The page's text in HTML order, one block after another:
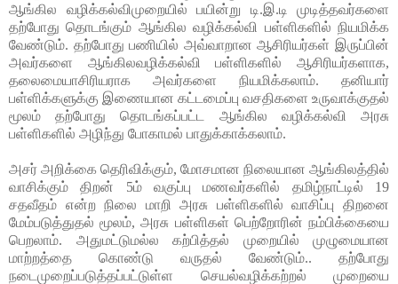
ஆங்கில வழிக்கல்விமுறையில் பயின்று டி.இ.டி முடித்தவர்களை
தற்போது தொடங்கும் ஆங்கில வழிக்கல்வி பள்ளிகளில் நியமிக்க
வேண்டும். தற்போது பணியில் அவ்வாறான ஆசிரியர்கள் இருப்பின்
அவர்களை ஆங்கிலவழிக்கல்வி பள்ளிகளில் ஆசிரியர்களாக,
தலைமையாசிரியராக அவர்களை நியமிக்கலாம். தனியார்
பள்ளிக்களுக்கு இணையான கட்டமைப்பு வசதிகளை உருவாக்குதல்
மூலம் தற்போது தொடங்கப்பட்ட ஆங்கில வழிக்கல்வி அரசு
பள்ளிகளில் அழிந்து போகாமல் பாதுக்காக்கலாம்.
அசர் அறிக்கை தெரிவிக்கும், மோசமான நிலையான ஆங்கிலத்தில்
வாசிக்கும் திறன் 5ம் வகுப்பு மணவர்களில் தமிழ்நாட்டில் 19
சதவீதம் என்ற நிலை மாறி அரசு பள்ளிகளில் வாசிப்பு திறனை
மேம்படுத்துதல் மூலம், அரசு பள்ளிகள் பெற்றோரின் நம்பிக்கையை
பெறலாம். அதுமட்டுமல்ல கற்பித்தல் முறையில் முழுமையான
மாற்றத்தை கொண்டு வருதல் வேண்டும்.. தற்போது
நடைமுறைப்படுத்தப்பட்டுள்ள செயல்வழிக்கற்றல் முறையை